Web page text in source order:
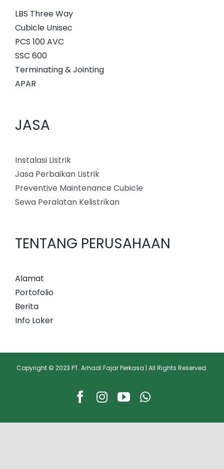
LBS Three Way
Cubicle Unisec
PCS 100 AVC
SSC 600
Terminating & Jointing
APAR
JASA
Instalasi Listrik
Jasa Perbaikan Listrik
Preventive Maintenance Cubicle
Sewa Peralatan Kelistrikan
TENTANG PERUSAHAAN
Alamat
Portofolio
Berita
Info Loker
Copyright © 2023 PT. Arhadi Fajar Perkasa | All Rights Reserved.
Facebook
Instagram
YouTubeWhatsApp